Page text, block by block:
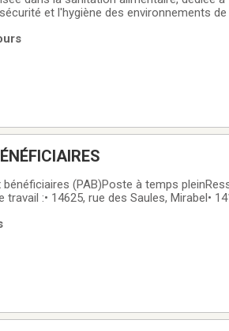
et l'hygiène des environnements
(PAB)Poste à temps
:• 14625, rue des Saules, Mirabel•